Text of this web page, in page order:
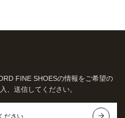
FINE SHOESの情報をご希望の
、送信してください。